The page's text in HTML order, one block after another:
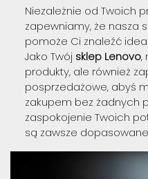
Niezależnie od Twoich
zapewniamy, że nasza
pomoże Ci znaleźć
Jako Twój sklep Lenovo,
produkty, ale również
posprzedażowe, abyś
zakupem bez żadnych
zaspokojenie Twoich
są zawsze